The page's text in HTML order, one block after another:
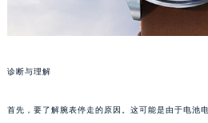
诊断与理解
首先，要了解腕表停走的原因。这可能是由于电池